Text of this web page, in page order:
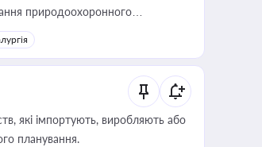
природоохоронного
які імпортують, виробляють або
планування.